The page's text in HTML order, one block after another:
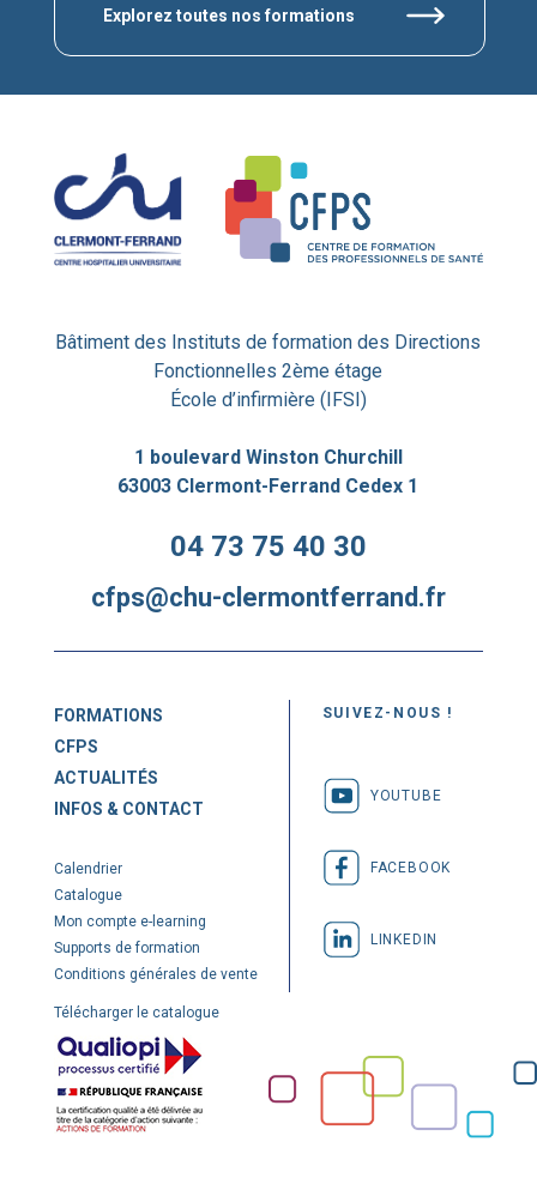
Explorez toutes nos formations
Bâtiment des Instituts de formation des Directions
Fonctionnelles 2ème étage
École d’infirmière (IFSI)
1 boulevard Winston Churchill
63003 Clermont-Ferrand Cedex 1
04 73 75 40 30
cfps@chu-clermontferrand.fr
FORMATIONS
CFPS
ACTUALITÉS
INFOS & CONTACT
Calendrier
Catalogue
Mon compte e-learning
Supports de formation
Conditions générales de vente
Télécharger le catalogue
SUIVEZ-NOUS !
YOUTUBE
FACEBOOK
LINKEDIN